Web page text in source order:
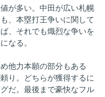
が多い。中田が広い札幌
、本塁打王争いに関して
、それでも熾烈な争いを
なる。
他力本願の部分もある
り。どちらが獲得するに
だ。最後まで豪快なフル